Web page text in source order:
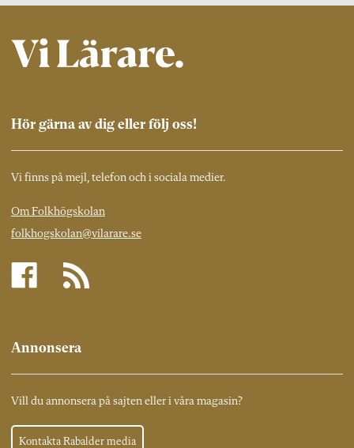
Hör gärna av dig eller följ oss!
Vi finns på mejl, telefon och i sociala medier.
Om Folkhögskolan
folkhogskolan@vilarare.se
Annonsera
Vill du annonsera på sajten eller i våra magasin?
Kontakta Rabalder media